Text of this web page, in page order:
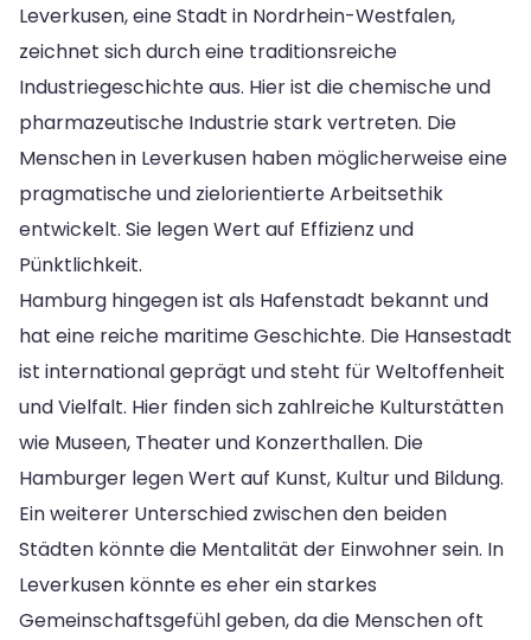
Leverkusen, eine Stadt in Nordrhein-Westfalen,
zeichnet sich durch eine traditionsreiche
Industriegeschichte aus. Hier ist die chemische und
pharmazeutische Industrie stark vertreten. Die
Menschen in Leverkusen haben möglicherweise eine
pragmatische und zielorientierte Arbeitsethik
entwickelt. Sie legen Wert auf Effizienz und
Pünktlichkeit.
Hamburg hingegen ist als Hafenstadt bekannt und
hat eine reiche maritime Geschichte. Die Hansestadt
ist international geprägt und steht für Weltoffenheit
und Vielfalt. Hier finden sich zahlreiche Kulturstätten
wie Museen, Theater und Konzerthallen. Die
Hamburger legen Wert auf Kunst, Kultur und Bildung.
Ein weiterer Unterschied zwischen den beiden
Städten könnte die Mentalität der Einwohner sein. In
Leverkusen könnte es eher ein starkes
Gemeinschaftsgefühl geben, da die Menschen oft